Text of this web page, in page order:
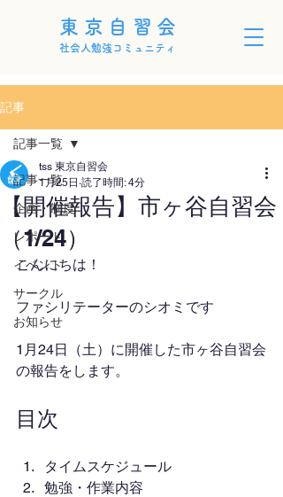
東京自習会
社会人勉強コミュニティ
記事
記事一覧
企画・制度
レポート
イベント
サークル
お知らせ
記事一覧
【開催報告】市ヶ谷自習会
（1/24）
tss 東京自習会
1月25日 読了時間: 4分
こんにちは！
ファシリテーターのシオミです
1月24日（土）に開催した市ヶ谷自習会
の報告をします。
目次
タイムスケジュール
勉強・作業内容